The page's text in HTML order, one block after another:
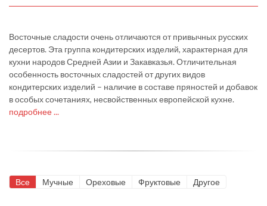
Восточные сладости очень отличаются от привычных русских
десертов. Эта группа кондитерских изделий, характерная для
кухни народов Средней Азии и Закавказья. Отличительная
особенность восточных сладостей от других видов
кондитерских изделий – наличие в составе пряностей и добавок
в особых сочетаниях, несвойственных европейской кухне.
подробнее ...
Все Мучные Ореховые Фруктовые Другое